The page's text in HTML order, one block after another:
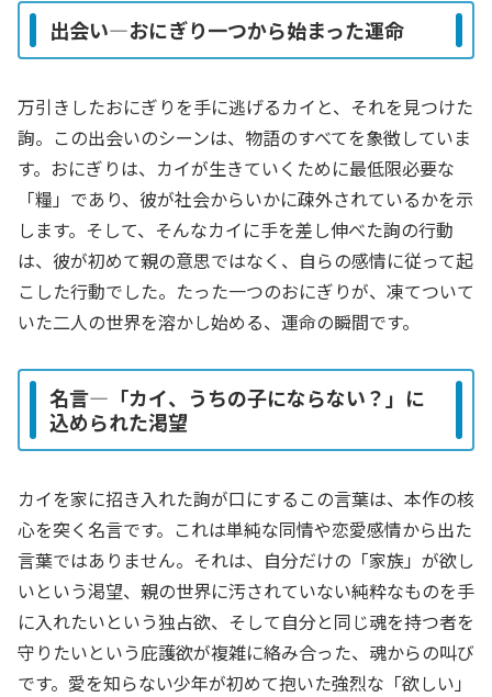
出会い―おにぎり一つから始まった運命
万引きしたおにぎりを手に逃げるカイと、それを見つけた
詢。この出会いのシーンは、物語のすべてを象徴していま
す。おにぎりは、カイが生きていくために最低限必要な
「糧」であり、彼が社会からいかに疎外されているかを示
します。そして、そんなカイに手を差し伸べた詢の行動
は、彼が初めて親の意思ではなく、自らの感情に従って起
こした行動でした。たった一つのおにぎりが、凍てついて
いた二人の世界を溶かし始める、運命の瞬間です。
名言―「カイ、うちの子にならない？」に
込められた渇望
カイを家に招き入れた詢が口にするこの言葉は、本作の核
心を突く名言です。これは単純な同情や恋愛感情から出た
言葉ではありません。それは、自分だけの「家族」が欲し
いという渇望、親の世界に汚されていない純粋なものを手
に入れたいという独占欲、そして自分と同じ魂を持つ者を
守りたいという庇護欲が複雑に絡み合った、魂からの叫び
です。愛を知らない少年が初めて抱いた強烈な「欲しい」